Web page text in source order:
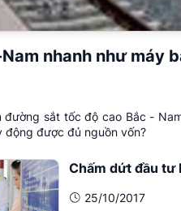
nhanh như máy
sắt tốc độ cao Bắc -
động được đủ nguồn vốn?
Chấm dứt đầu tư
25/10/2017